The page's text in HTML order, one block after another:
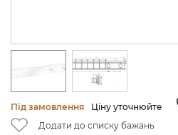
Під замовлення
Ціну уточнюйте
Додати до списку бажань